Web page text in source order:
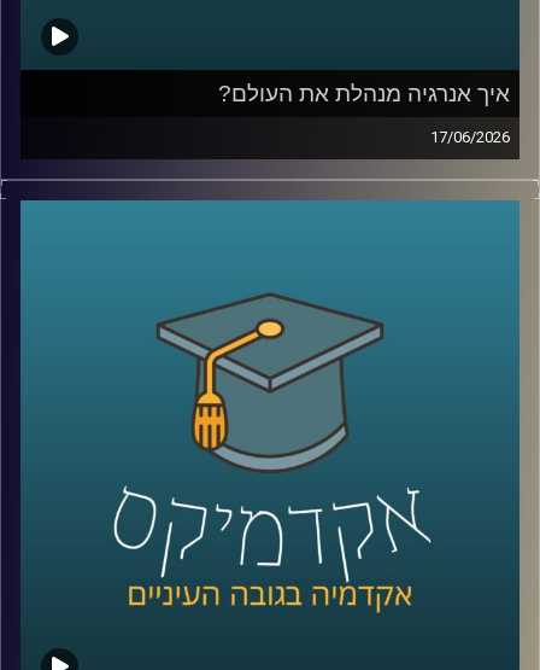
איך אנרגיה מנהלת את העולם?
17/06/2026
בשנים האחרונות אנחנו שומעים בלי סוף על משברי אנרגיה,
מחירי נפט, גז טבעי, מצרי הורמוז ומאבקי כוח בין מדינות, אבל
ביטחון לאומי והשפעה עולמית.
בפרק של היום נדבר על איך אנרגיה מעצבת את העולם
שאנחנו חיים בו, איך גילוי הגז שינה את המעמד של ישראל
במזרח התיכון, למה מצרים הפכה לשחקנית מרכזית בתחום,
ואיך שיתופי פעולה אנרגטיים יכולים להשפיע גם על יחסים
איתנו היום ד״ר עמית מור, מנכ"ל משותף באקו-אנרג'י יעוץ
כלכלי אסטרטגי ומרצה באוניברסיטת רייכמן. מומחה בינ"ל
לכלכלת אנרגיה וסביבה, חשמל גז טבעי ונפט, בעל ניסיון עשיר
בייעוץ לממשלות, חברות בינלאומיות ומוסדות פיננסיים, יועץ
לבנק העולמי בפרויקטים גלובליים בתחומי אנרגיה ותשתיות.